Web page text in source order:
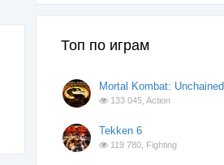
Топ по играм
Mortal Kombat: Unchained
133 045,Action
Tekken 6
119 780, Fighting